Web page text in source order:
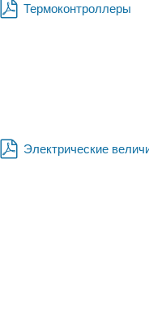
Термоконтроллеры
Электрические